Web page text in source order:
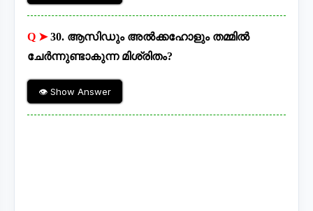
Q ➤30. ആസിഡും അൽക്കഹോളും തമ്മിൽ
ചേർന്നുണ്ടാകുന്ന മിശ്രിതം?
👁 Show Answer